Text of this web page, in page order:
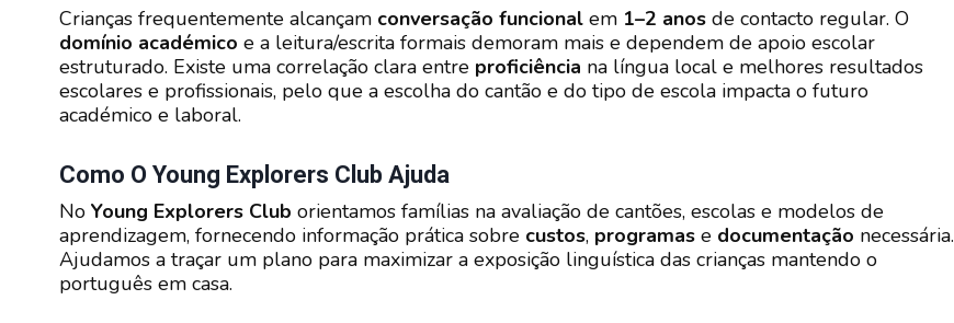
Crianças frequentemente alcançam conversação funcional em 1–2 anos de contacto regular. O
domínio académico e a leitura/escrita formais demoram mais e dependem de apoio escolar
estruturado. Existe uma correlação clara entre proficiência na língua local e melhores resultados
escolares e profissionais, pelo que a escolha do cantão e do tipo de escola impacta o futuro
académico e laboral.
Como O Young Explorers Club Ajuda
No Young Explorers Club orientamos famílias na avaliação de cantões, escolas e modelos de
aprendizagem, fornecendo informação prática sobre custos, programas e documentação necessária.
Ajudamos a traçar um plano para maximizar a exposição linguística das crianças mantendo o
português em casa.